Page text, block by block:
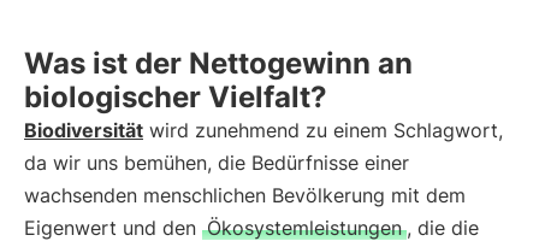
Was ist der Nettogewinn an
biologischer Vielfalt?
Biodiversität wird zunehmend zu einem Schlagwort,
da wir uns bemühen, die Bedürfnisse einer
wachsenden menschlichen Bevölkerung mit dem
Eigenwert und den Ökosystemleistungen , die die